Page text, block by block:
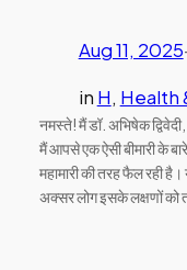
Aug 11, 2025
in H, Health
नमस्ते! मैं डॉ. अभिषेक
मैं आपसे एक ऐसी बीमारी के
महामारी की तरह फैल रही
अक्सर लोग इसके लक्षणों